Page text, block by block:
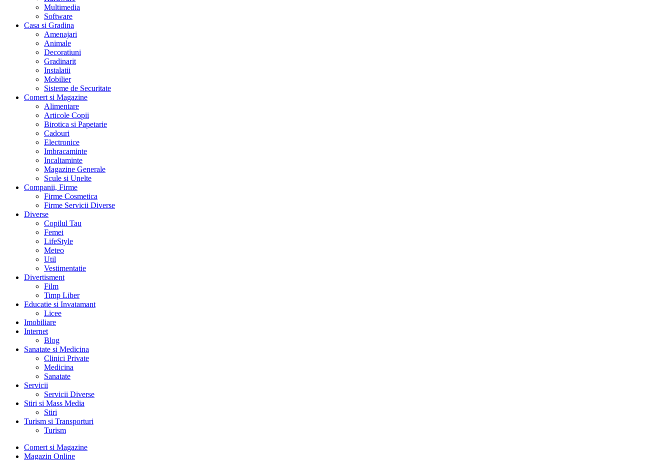
Multimedia
Software
Casa si Gradina
Amenajari
Animale
Decoratiuni
Gradinarit
Instalatii
Mobilier
Sisteme de Securitate
Comert si Magazine
Alimentare
Articole Copii
Birotica si Papetarie
Cadouri
Electronice
Imbracaminte
Incaltaminte
Magazine Generale
Scule si Unelte
Companii, Firme
Firme Cosmetica
Firme Servicii Diverse
Diverse
Copilul Tau
Femei
LifeStyle
Meteo
Util
Vestimentatie
Divertisment
Film
Timp Liber
Educatie si Invatamant
Licee
Imobiliare
Internet
Blog
Sanatate si Medicina
Clinici Private
Medicina
Sanatate
Servicii
Servicii Diverse
Stiri si Mass Media
Stiri
Turism si Transporturi
Turism
Comert si Magazine
Magazin Online